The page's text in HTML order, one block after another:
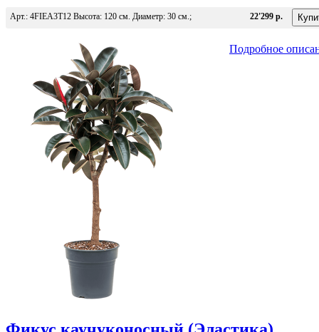
Арт.: 4FIEA3T12 Высота: 120 см. Диаметр: 30 см.; 22'299 р.
Подробное